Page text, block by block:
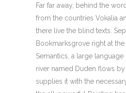
Far far away, behind the
from the countries Vokalia
there live the blind texts.
Bookmarksgrove right at
Semantics, a large language
river named Duden flows
supplies it with the